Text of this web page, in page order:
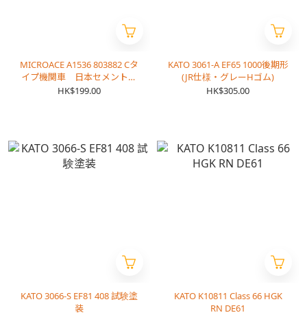
MICROACE A1536 803882 Cタ
イプ機関車 日本セメントス
タイル
HK$199.00
KATO 3061-A EF65 1000後期形
(JR仕様・グレーHゴム)
HK$305.00
KATO 3066-S EF81 408 試験塗
装
KATO K10811 Class 66 HGK
RN DE61